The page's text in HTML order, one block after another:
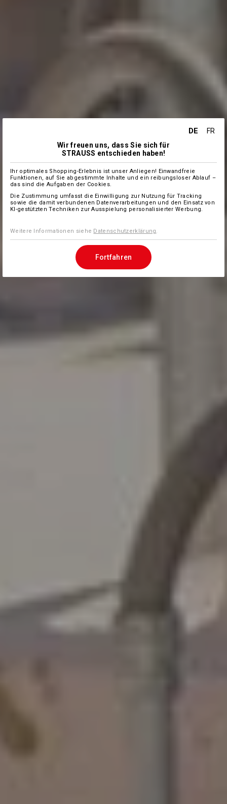
DE
FR
Wir freuen uns, dass Sie sich für
STRAUSS entschieden haben!
Ihr optimales Shopping-Erlebnis ist unser Anliegen! Einwandfreie
Funktionen, auf Sie abgestimmte Inhalte und ein reibungsloser Ablauf –
das sind die Aufgaben der Cookies.
Die Zustimmung umfasst die Einwilligung zur Nutzung für Tracking
sowie die damit verbundenen Datenverarbeitungen und den Einsatz von
KI-gestützten Techniken zur Ausspielung personalisierter Werbung.
Weitere Informationen siehe Datenschutzerklärung
Fortfahren